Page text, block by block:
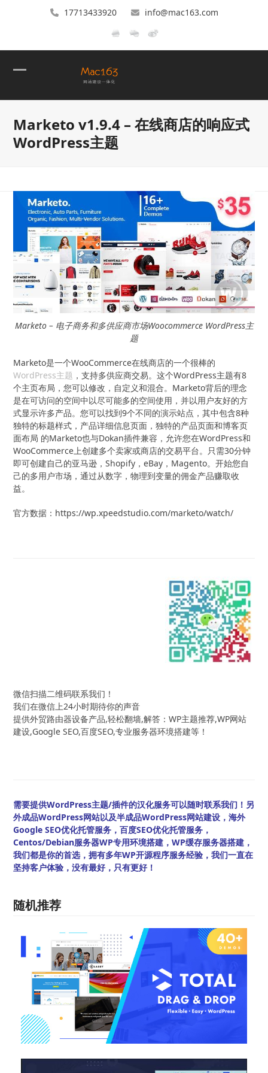
17713433920 info@mac163.com
mobile
menu
mobile
menu
Marketo v1.9.4 – 在线商店的响应式
WordPress主题
Marketo – 电子商务和多供应商市场Woocommerce WordPress主
题
Marketo是一个WooCommerce在线商店的一个很棒的
WordPress主题 ，支持多供应商交易。这个WordPress主题有8
个主页布局，您可以修改，自定义和混合。Marketo背后的理念
是在可访问的空间中以尽可能多的空间使用，并以用户友好的方
式显示许多产品。您可以找到9个不同的演示站点，其中包含8种
独特的标题样式，产品详细信息页面，独特的产品页面和博客页
面布局 的Marketo也与Dokan插件兼容，允许您在WordPress和
WooCommerce上创建多个卖家或商店的交易平台。只需30分钟
即可创建自己的亚马逊，Shopify，eBay，Magento。开始您自
己的多用户市场，通过从数字，物理到变量的佣金产品赚取收
益。
官方数据：https://wp.xpeedstudio.com/marketo/watch/
微信扫描二维码联系我们！
我们在微信上24小时期待你的声音
提供外贸路由器设备产品,轻松翻墙,解答：WP主题推荐,WP网站
建设,Google SEO,百度SEO,专业服务器环境搭建等！
需要提供WordPress主题/插件的汉化服务可以随时联系我们！另
外成品WordPress网站以及半成品WordPress网站建设，海外
Google SEO优化托管服务，百度SEO优化托管服务，
Centos/Debian服务器WP专用环境搭建，WP缓存服务器搭建，
我们都是你的首选，拥有多年WP开源程序服务经验，我们一直在
坚持客户体验，没有最好，只有更好！
随机推荐